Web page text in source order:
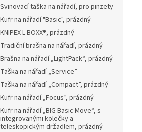
Svinovací taška na nářadí, pro pinzety
Kufr na nářadí "Basic", prázdný
KNIPEX L-BOXX®, prázdný
Tradiční brašna na nářadí, prázdný
Brašna na nářadí „LightPack“, prázdný
Taška na nářadí „Service”
Taška na nářadí „Compact”, prázdný
Kufr na nářadí „Focus”, prázdný
Kufr na nářadí „BIG Basic Move“, s
integrovanými kolečky a
teleskopickým držadlem, prázdný